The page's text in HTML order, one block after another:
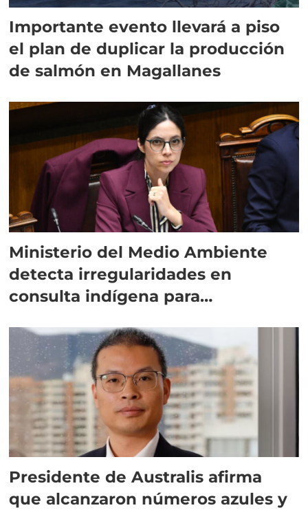
Importante evento llevará a piso
el plan de duplicar la producción
de salmón en Magallanes
Ministerio del Medio Ambiente
detecta irregularidades en
consulta indígena para
Presidente de Australis afirma
que alcanzaron números azules y